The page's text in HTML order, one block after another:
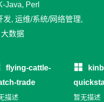
Java, Perl
, 运维/系统/网络管理,
数据
flying-cattle-
trade
描述 暂无描述